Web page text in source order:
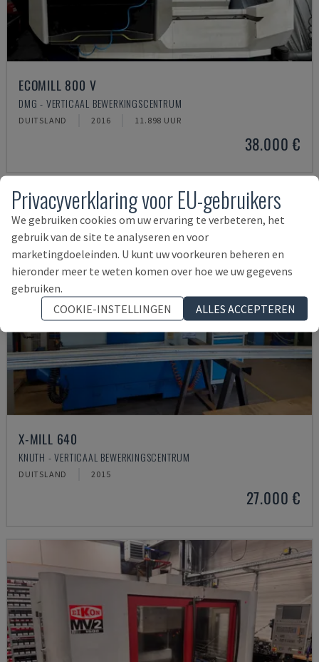
ECOMILL 800 V
DMG - VERTICAAL BEWERKINGSCENTRUM
DUITSLAND 2016 11.898 UUR
38.000 €
X-MILL 640
KNUTH - VERTICAAL BEWERKINGSCENTRUM
DUITSLAND 2015
27.000 €
Privacyverklaring voor EU-gebruikers
We gebruiken cookies om uw ervaring te verbeteren, het
gebruik van de site te analyseren en voor
marketingdoeleinden. U kunt uw voorkeuren beheren en
hieronder meer te weten komen over hoe we uw gegevens
gebruiken.
COOKIE-INSTELLINGEN
ALLES ACCEPTEREN